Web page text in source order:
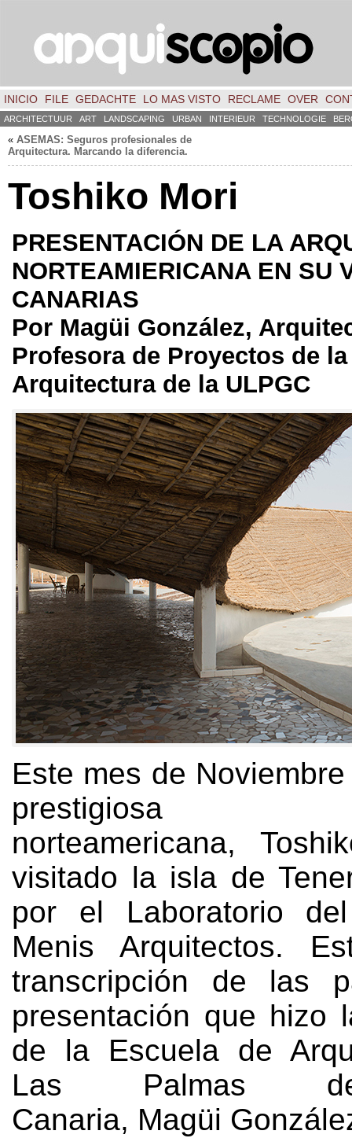
INICIO FILE GEDACHTE LO MAS VISTO RECLAME OVER
ARCHITECTUUR ART LANDSCAPING URBAN INTERIEUR TECHNOLOGIE
« ASEMAS: Seguros profesionales de
Arquitectura. Marcando la diferencia.
Toshiko Mori
PRESENTACIÓN DE LA
NORTEAMIERICANA EN SU
CANARIAS
Por Magüi González,
Profesora de Proyectos de
Arquitectura de la ULPGC
Este mes de
prestigiosa
norteamericana,
visitado la isla de
por el Laboratorio
Menis Arquitectos.
transcripción de las
presentación que hizo
de la Escuela de
Las Palmas
Canaria, Magüi